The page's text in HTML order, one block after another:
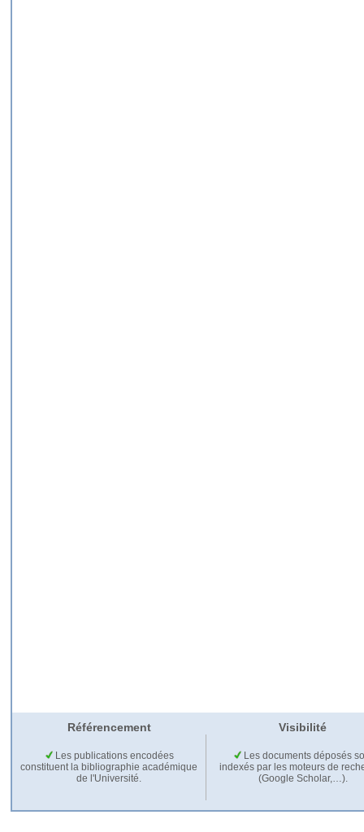
Référencement Visibilité
Les publications encodées
constituent la bibliographie académique
de l'Université.
Les documents déposés
indexés par les moteurs de
(Google Scholar,…).